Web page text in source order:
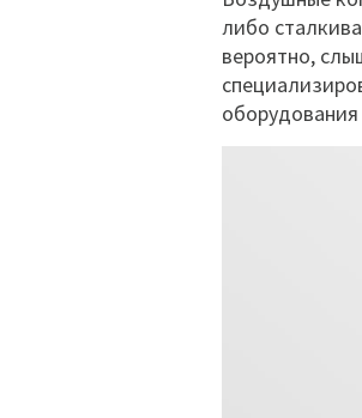
либо
вероятно,